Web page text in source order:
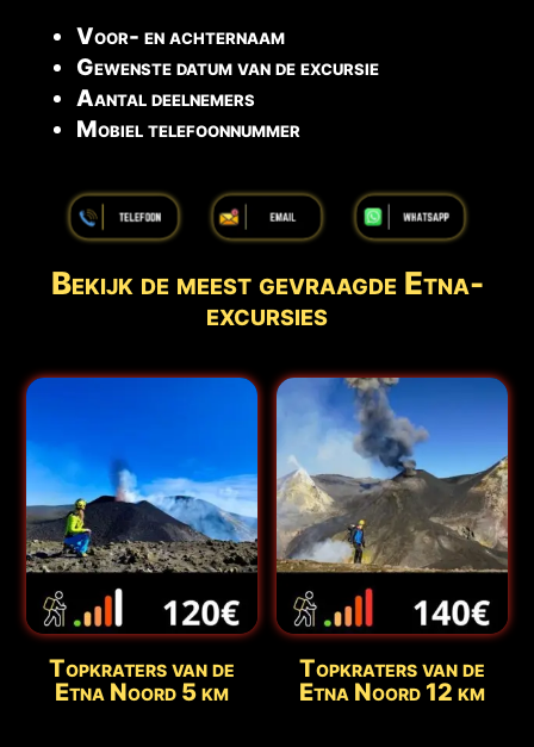
Voor- en achternaam
Gewenste datum van de excursie
Aantal deelnemers
Mobiel telefoonnummer
Bekijk de meest gevraagde Etna-
excursies
Topkraters van de
Etna Noord 5 km
Topkraters van de
Etna Noord 12 km